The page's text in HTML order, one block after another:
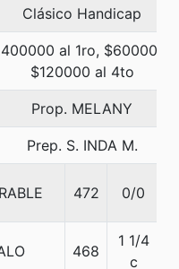
Clásico Handicap
al 1ro, $600000
$120000 al 4to
Prop. MELANY
Prep. S. INDA M.
472 0/0
468
1 1/4
c